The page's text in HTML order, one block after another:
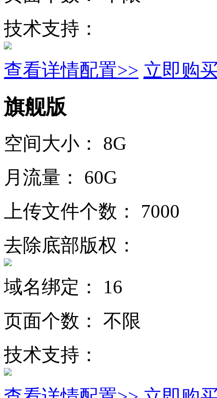
技术支持：
查看详情配置>> 立即购
旗舰版
空间大小：
8G
月流量：
60G
上传文件个数：
7000
去除底部版权：
域名绑定：
16
页面个数：
不限
技术支持：